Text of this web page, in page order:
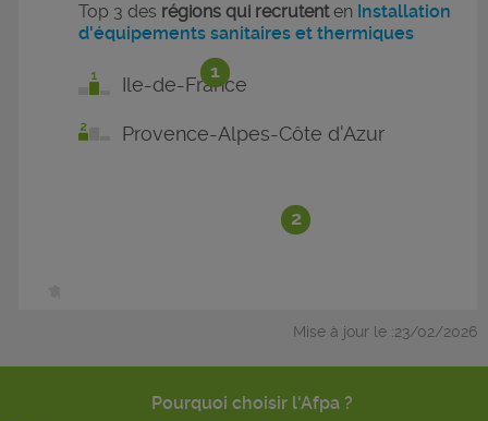
1
2
Top 3 des régions qui recrutenten Installation
d'équipements sanitaires et thermiques
Ile-de-France
Provence-Alpes-Côte d'Azur
Mise à jour le :23/02/2026
Pourquoi choisir l'Afpa ?